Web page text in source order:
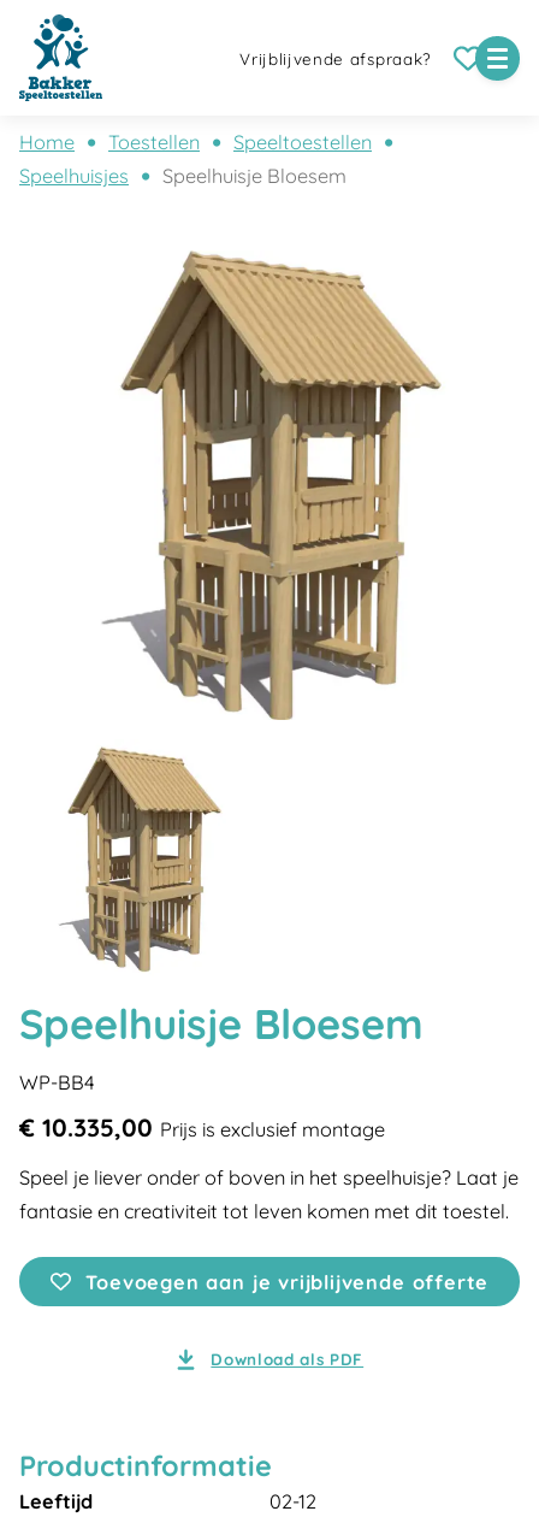
Vrijblijvende afspraak?
Home Toestellen
Speeltoestellen
Speelhuisjes
Speelhuisje Bloesem
Speelhuisje Bloesem
WP-BB4
€ 10.335,00 Prijs is exclusief montage
Speel je liever onder of boven in het speelhuisje? Laat je
fantasie en creativiteit tot leven komen met dit toestel.
Toevoegen aan je vrijblijvende offerte
Download als PDF
Productinformatie
Leeftijd
02-12